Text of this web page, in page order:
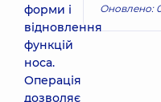
форми і
відновлення
функцій
носа.
Операція
дозволяє
Оновлено: